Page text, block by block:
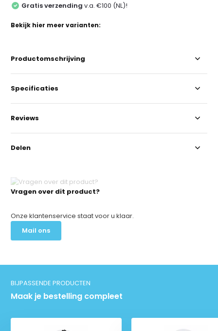
Gratis verzending v.a. €100 (NL)!
Bekijk hier meer varianten:
Vragen over dit product?
Onze klantenservice staat voor u klaar.
Mail ons
Productomschrijving
Specificaties
Reviews
Delen
BIJPASSENDE PRODUCTEN
Maak je bestelling compleet